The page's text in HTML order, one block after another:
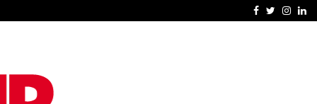
Facebook
Twitter